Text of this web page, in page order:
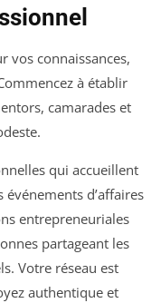
vos connaissances,
à établir
camarades et
qui accueillent
d’affaires
entrepreneuriales
partageant les
Votre réseau est
authentique et